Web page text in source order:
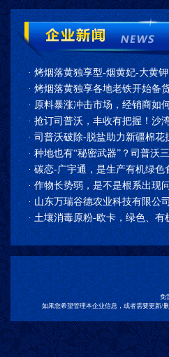
·烤烟落黄独享型-烟黄妃-大黄
·烤烟落黄独享各地老铁开始备
·原料暴涨冲击市场，经销商如
·抢订司普沃，丰收有把握！沙
·司普沃破除-脱盐助力新疆棉花
·种地也有“秘密武器”？司普沃
·碳恋-广宇通，是生产有机绿色
·作物长势弱，是不是根系出现
·山东万瑞谷德农业科技有限
·土壤消毒原粉-欧卡，绿色、有
免
如果您希望管理本企业信息，或者需要更新/